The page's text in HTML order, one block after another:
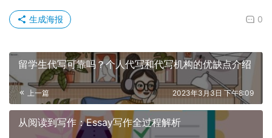
0
生成海报
留学生代写可靠吗？个人代写和代写机构的优缺点介绍
上一篇 2023年3月3日 下午8:09
从阅读到写作：Essay写作全过程解析